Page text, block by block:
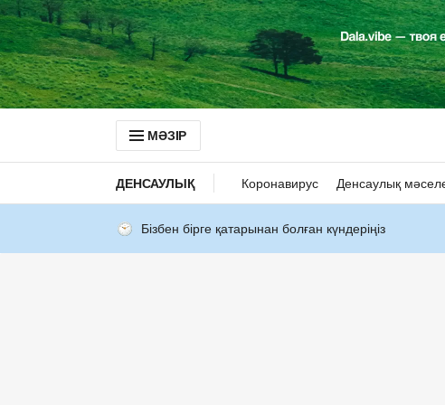
МӘЗІР
ДЕНСАУЛЫҚ Коронавирус Денсаулық
Бізбен бірге қатарынан болған күндеріңіз